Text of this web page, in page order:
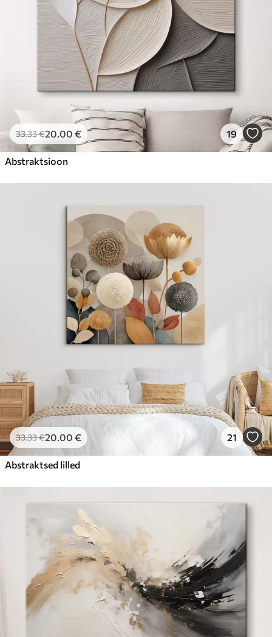
33.33€20.00 € 19
Abstraktsioon
33.33€20.00 € 21
Abstraktsed lilled